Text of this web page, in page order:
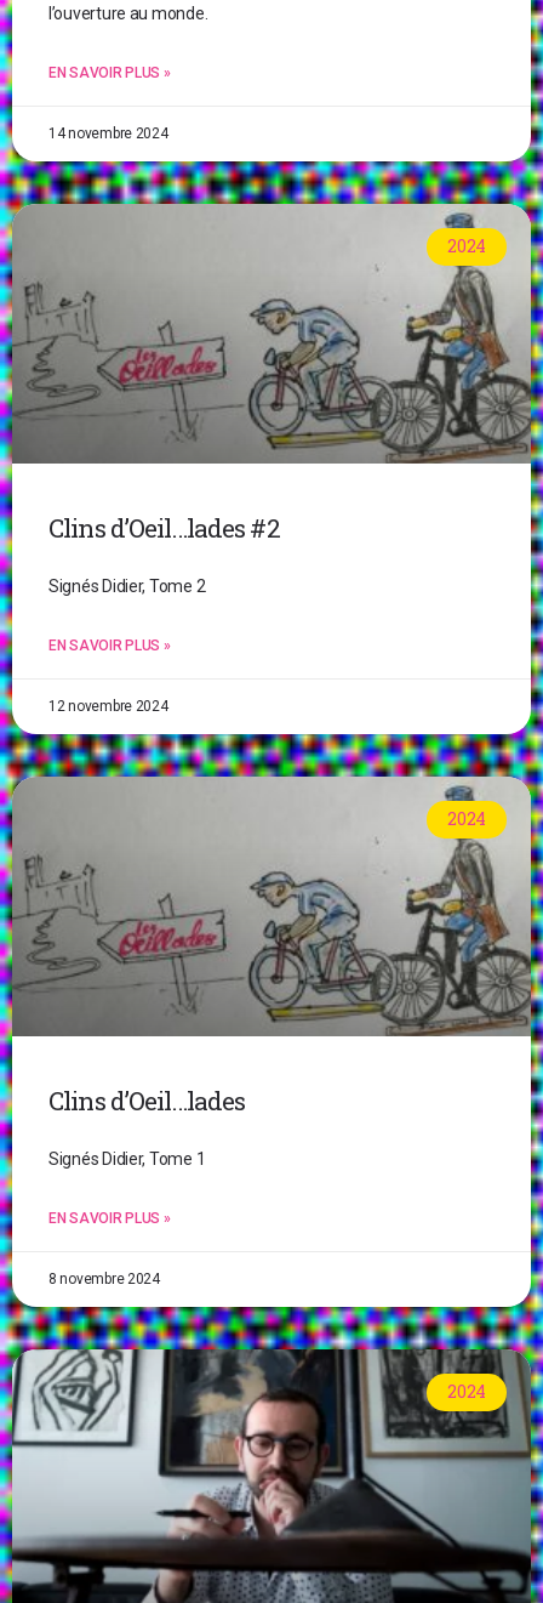
l’ouverture au monde.
EN SAVOIR PLUS »
14 novembre 2024
2024
Clins d’Oeil…lades #2
Signés Didier, Tome 2
EN SAVOIR PLUS »
12 novembre 2024
2024
Clins d’Oeil…lades
Signés Didier, Tome 1
EN SAVOIR PLUS »
8 novembre 2024
2024